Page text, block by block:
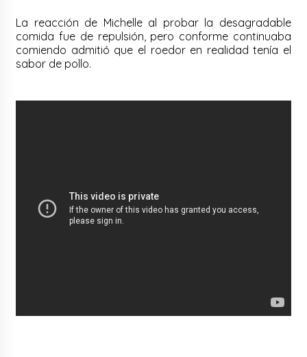
La reacción de Michelle al probar la desagradable
comida fue de repulsión, pero conforme continuaba
comiendo admitió que el roedor en realidad tenía el
sabor de pollo.